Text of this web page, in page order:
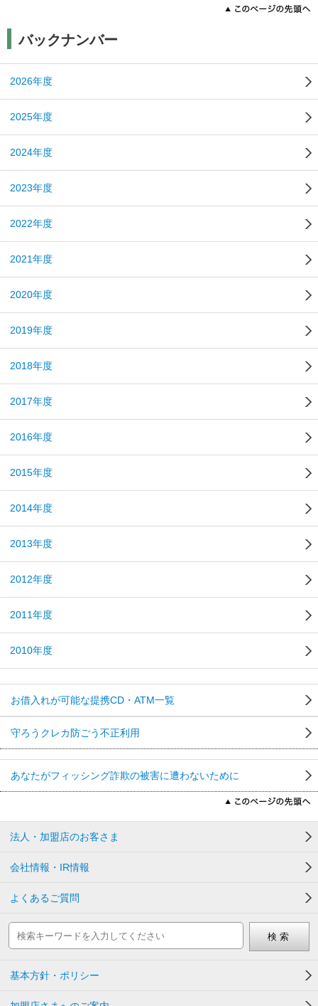
バックナンバー
2026年度
2025年度
2024年度
2023年度
2022年度
2021年度
2020年度
2019年度
2018年度
2017年度
2016年度
2015年度
2014年度
2013年度
2012年度
2011年度
2010年度
お借入れが可能な提携CD・ATM一覧
守ろうクレカ防ごう不正利用
あなたがフィッシング詐欺の被害に遭わないために
法人・加盟店のお客さま
会社情報・IR情報
よくあるご質問
基本方針・ポリシー